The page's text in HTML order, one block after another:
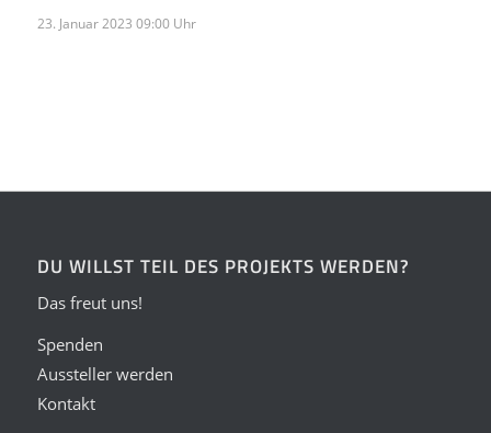
23. Januar 2023 09:00 Uhr
DU WILLST TEIL DES PROJEKTS WERDEN?
Das freut uns!
Spenden
Aussteller werden
Kontakt